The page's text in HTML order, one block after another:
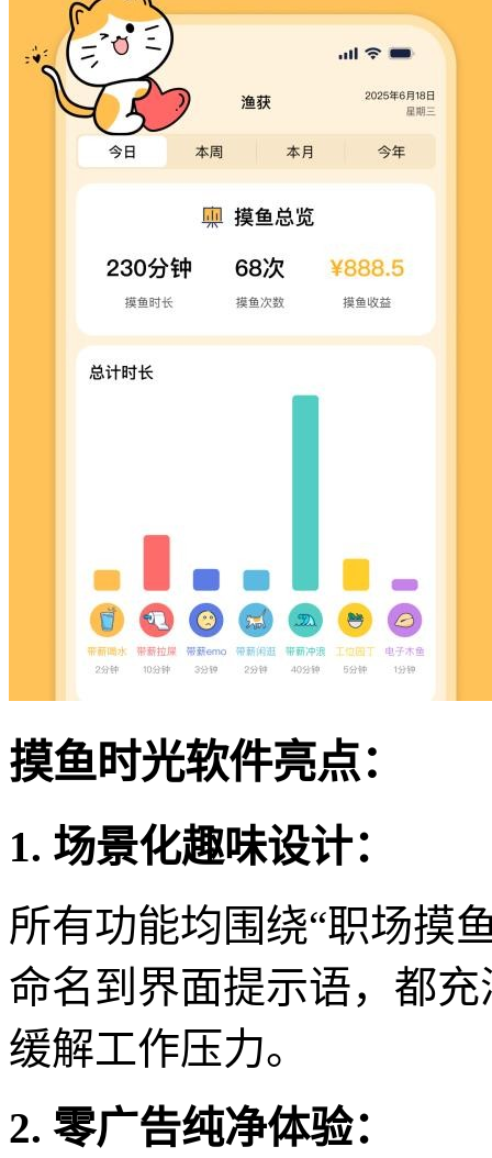
摸鱼时光软件亮点：
1. 场景化趣味设计：
所有功能均围绕“职场摸
命名到界面提示语，都
缓解工作压力。
2. 零广告纯净体验：